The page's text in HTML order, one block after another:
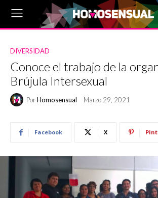
DIVERSIDAD
Conoce el trabajo de la
Brújula Intersexual
PorHomosensual Marzo 29, 2021
Facebook X